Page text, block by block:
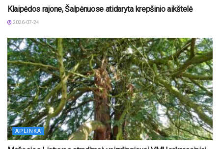
Klaipėdos rajone, Šalpėnuose atidaryta krepšinio aikštelė
2026-07-24
APLINKA